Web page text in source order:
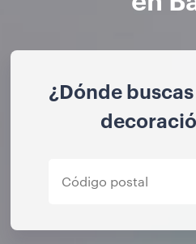
¿Dónde